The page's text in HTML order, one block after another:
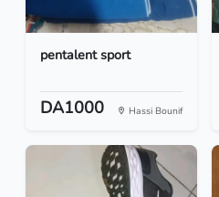
pentalent sport
DA1000 Hassi Bounif